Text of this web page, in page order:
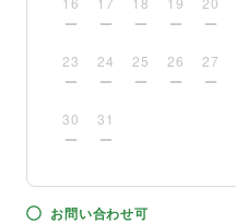
23 24 25 26 27
30 31
お問い合わせ可